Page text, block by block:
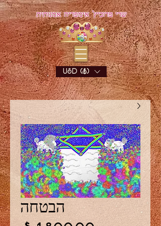
שרי פדוביץ' אימפריה אמנותית
USD ($)
הבטחה